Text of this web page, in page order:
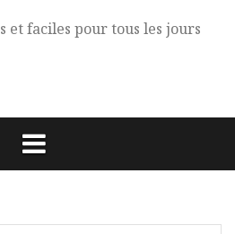
et faciles pour tous les jours